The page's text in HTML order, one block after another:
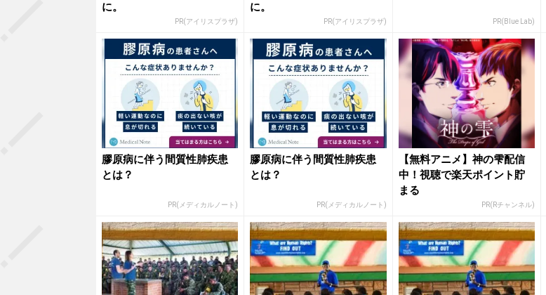
に。
PR(アイリスプラザ)
に。
PR(アイリスプラザ) PR(Blue Lab)
膠原病に伴う間質性肺疾患
とは？
PR(メディカルノート)
膠原病に伴う間質性肺疾患
とは？
PR(メディカルノート)
【無料アニメ】神の雫配信
中！視聴で楽天ポイント貯
まる
PR(Rチャンネル)